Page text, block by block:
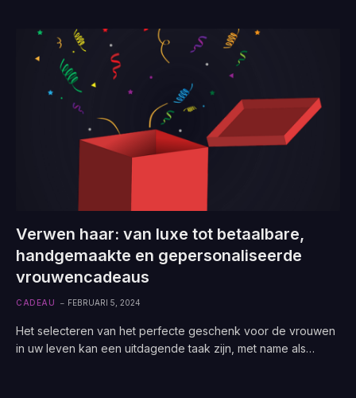
Verwen haar: van luxe tot betaalbare,
handgemaakte en gepersonaliseerde
vrouwencadeaus
CADEAU FEBRUARI 5, 2024
Het selecteren van het perfecte geschenk voor de vrouwen
in uw leven kan een uitdagende taak zijn, met name als…